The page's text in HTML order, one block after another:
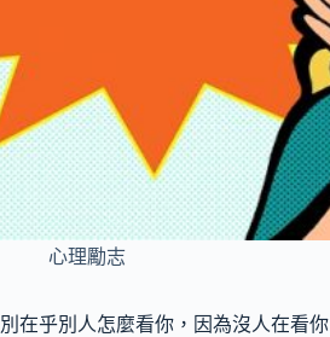
心理勵志
別在乎別人怎麼看你，因為沒人在看你